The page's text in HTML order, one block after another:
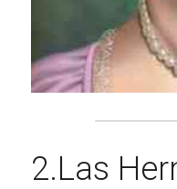
2.Las